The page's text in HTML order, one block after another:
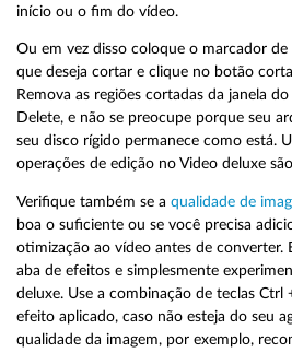
início ou o fim do vídeo.
Ou em vez disso coloque o marcador
que deseja cortar e clique no botão
Remova as regiões cortadas da janela
Delete, e não se preocupe porque seu
seu disco rígido permanece como está.
operações de edição no Video deluxe
Verifique também se a qualidade de
boa o suficiente ou se você precisa
otimização ao vídeo antes de converter.
aba de efeitos e simplesmente
deluxe. Use a combinação de teclas Ctrl
efeito aplicado, caso não esteja do seu
qualidade da imagem, por exemplo,